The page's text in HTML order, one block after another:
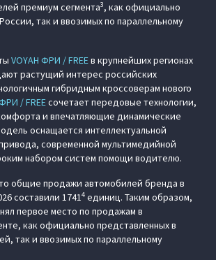
премиум сегмента3, как официально
так и ввозимых по параллельному
VOYAH ФРИ / FREEв крупнейших регионах
растущий интерес российских
гибридным кроссоверам нового
/ FREEсочетает передовые технологии,
и впечатляющие динамические
оснащается интеллектуальной
современной мультимедийной
набором систем помощи водителю.
общие продажи автомобилей бренда в
составили 17414 единиц. Таким образом,
первое место по продажам в
как официально представленных в
так и ввозимых по параллельному